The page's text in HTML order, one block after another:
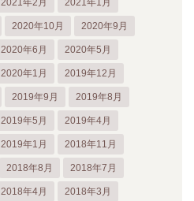
2021年2月 2021年1月
2020年10月 2020年9月
2020年6月 2020年5月
2020年1月 2019年12月
2019年9月 2019年8月
2019年5月 2019年4月
2019年1月 2018年11月
2018年8月 2018年7月
2018年4月 2018年3月